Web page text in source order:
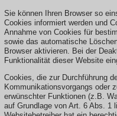
Sie können Ihren Browser so
Cookies informiert werden und
Annahme von Cookies für
sowie das automatische
Browser aktivieren. Bei der
Funktionalität dieser Website
Cookies, die zur Durchführung
Kommunikationsvorgangs oder
erwünschter Funktionen (z.B.
auf Grundlage von Art. 6 Abs. 1